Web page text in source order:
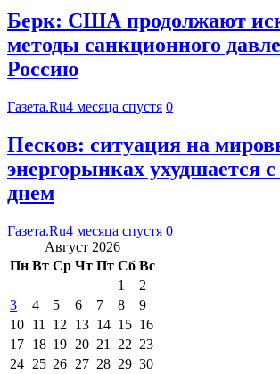
Берк: США продолжают
методы санкционного
Россию
Газета.Ru4 месяца спустя 0
Песков: ситуация на
энергорынках ухудшается
днем
Газета.Ru4 месяца спустя 0
Август 2026
Пн Вт Ср Чт Пт Сб Вс
1
2
3
4 5 6 7 8
9
10 11 12 13 14 15 16
17 18 19 20 21 22 23
24 25 26 27 28 29 30